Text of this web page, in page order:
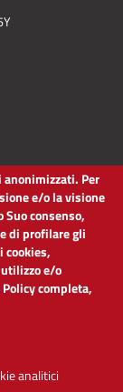
Per
e/o la visione
consenso,
di profilare gli
cookies,
e/o
completa,
analitici